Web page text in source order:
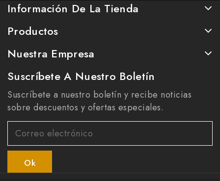
Información De La Tienda
Productos
Nuestra Empresa
Suscríbete A Nuestro Boletín
Suscríbete a nuestro boletín y recibe noticias
sobre descuentos y ofertas especiales.